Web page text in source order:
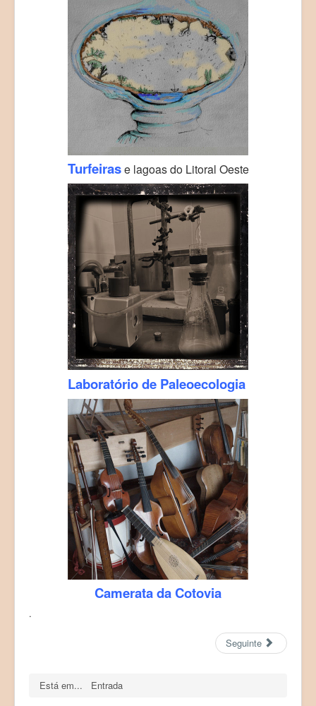
Turfeirase lagoas do Litoral Oeste
Laboratório de Paleoecologia
Camerata da Cotovia
.
Seguinte
Está em... Entrada